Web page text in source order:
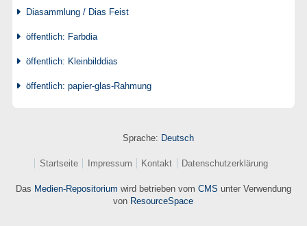
Diasammlung / Dias Feist
öffentlich: Farbdia
öffentlich: Kleinbilddias
öffentlich: papier-glas-Rahmung
Sprache: Deutsch
Startseite Impressum Kontakt Datenschutzerklärung
Das Medien-Repositorium wird betrieben vom CMS unter Verwendung
von ResourceSpace